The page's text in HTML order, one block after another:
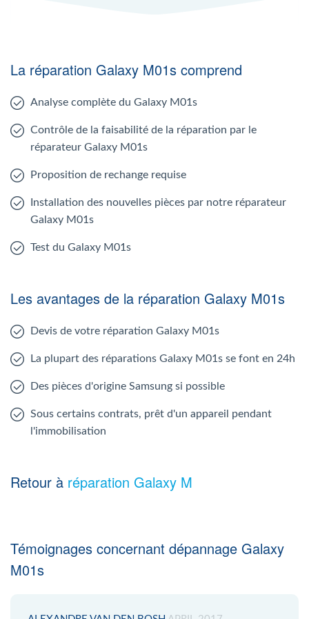
La réparation Galaxy M01s comprend
Analyse complète du Galaxy M01s
Contrôle de la faisabilité de la réparation par le
réparateur Galaxy M01s
Proposition de rechange requise
Installation des nouvelles pièces par notre réparateur
Galaxy M01s
Test du Galaxy M01s
Les avantages de la réparation Galaxy M01s
Devis de votre réparation Galaxy M01s
La plupart des réparations Galaxy M01s se font en 24h
Des pièces d'origine Samsung si possible
Sous certains contrats, prêt d'un appareil pendant
l'immobilisation
Retour à réparation Galaxy M
Témoignages concernant dépannage Galaxy
M01s